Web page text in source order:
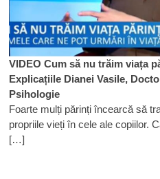
VIDEO Cum să nu trăim viața
Explicațiile Dianei Vasile,
Psihologie
Foarte mulți părinți încearcă să
propriile vieți în cele ale copiilor.
[…]